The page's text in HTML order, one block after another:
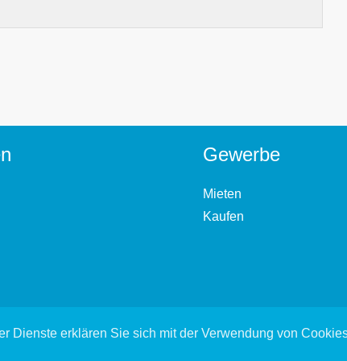
Gewerbe
Mieten
Kaufen
Dienste erklären Sie sich mit der Verwendung von